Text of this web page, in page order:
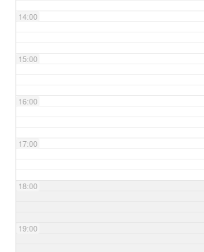
14:00
15:00
16:00
17:00
18:00
19:00